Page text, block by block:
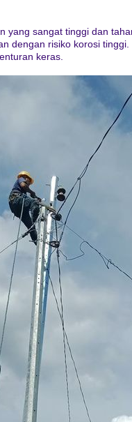
yang sangat tinggi dan
dengan risiko korosi
keras.